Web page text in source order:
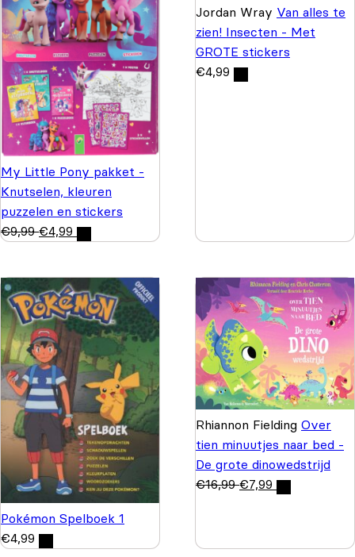
My Little Pony pakket -
Knutselen, kleuren
puzzelen en stickers
€9,99 €4,99
Jordan Wray Van alles te
zien! Insecten - Met
GROTE stickers
€4,99
Pokémon Spelboek 1
€4,99
Rhiannon Fielding Over
tien minuutjes naar bed -
De grote dinowedstrijd
€16,99 €7,99